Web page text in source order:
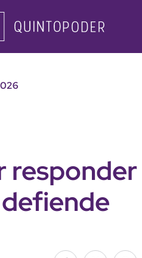
responder
defiende